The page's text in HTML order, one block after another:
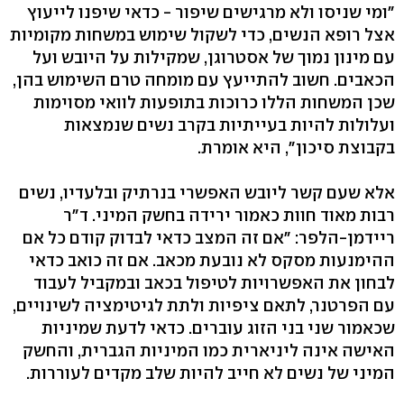
"ומי שניסו ולא מרגישים שיפור - כדאי שיפנו לייעוץ
אצל רופא הנשים, כדי לשקול שימוש במשחות מקומיות
עם מינון נמוך של אסטרוגן, שמקילות על היובש ועל
הכאבים. חשוב להתייעץ עם מומחה טרם השימוש בהן,
שכן המשחות הללו כרוכות בתופעות לוואי מסוימות
ועלולות להיות בעייתיות בקרב נשים שנמצאות
בקבוצת סיכון", ‬היא אומרת.
אלא שעם קשר ליובש האפשרי בנרתיק ובלעדיו, נשים
רבות מאוד חוות כאמור ירידה בחשק המיני. ד"ר
ריידמן-הלפר: "אם זה המצב כדאי לבדוק קודם כל אם
ההימנעות מסקס לא נובעת מכאב. אם זה כואב כדאי
לבחון את האפשרויות לטיפול בכאב ובמקביל לעבוד
עם הפרטנר, לתאם ציפיות ולתת לגיטימציה לשינויים,
שכאמור שני בני הזוג עוברים. כדאי לדעת שמיניות
האישה אינה ליניארית כמו המיניות הגברית, והחשק
המיני של נשים לא חייב להיות שלב מקדים לעוררות.